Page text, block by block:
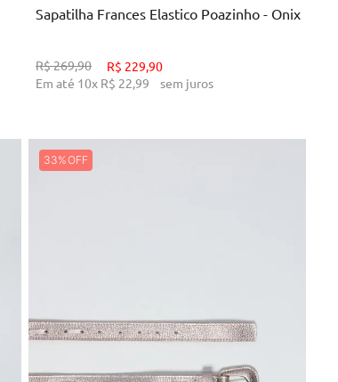
Sapatilha Frances Elastico Poazinho - Onix
R$269,90 R$ 229,90
Em até 10x R$ 22,99 sem juros
33%